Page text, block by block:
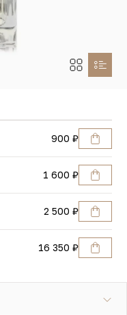
900 ₽
1 600 ₽
2 500 ₽
16 350 ₽